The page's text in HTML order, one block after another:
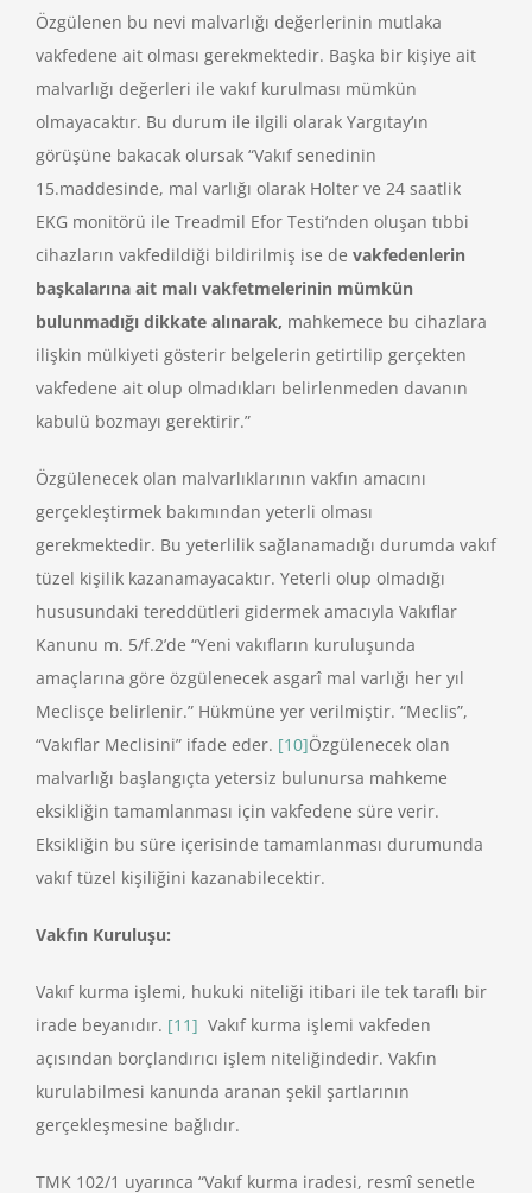
Özgülenen bu nevi malvarlığı değerlerinin mutlaka
vakfedene ait olması gerekmektedir. Başka bir kişiye ait
malvarlığı değerleri ile vakıf kurulması mümkün
olmayacaktır. Bu durum ile ilgili olarak Yargıtay’ın
görüşüne bakacak olursak “Vakıf senedinin
15.maddesinde, mal varlığı olarak Holter ve 24 saatlik
EKG monitörü ile Treadmil Efor Testi’nden oluşan tıbbi
cihazların vakfedildiği bildirilmiş ise de vakfedenlerin
başkalarına ait malı vakfetmelerinin mümkün
bulunmadığı dikkate alınarak, mahkemece bu cihazlara
ilişkin mülkiyeti gösterir belgelerin getirtilip gerçekten
vakfedene ait olup olmadıkları belirlenmeden davanın
kabulü bozmayı gerektirir.”
Özgülenecek olan malvarlıklarının vakfın amacını
gerçekleştirmek bakımından yeterli olması
gerekmektedir. Bu yeterlilik sağlanamadığı durumda vakıf
tüzel kişilik kazanamayacaktır. Yeterli olup olmadığı
hususundaki tereddütleri gidermek amacıyla Vakıflar
Kanunu m. 5/f.2’de “Yeni vakıfların kuruluşunda
amaçlarına göre özgülenecek asgarî mal varlığı her yıl
Meclisçe belirlenir.” Hükmüne yer verilmiştir. “Meclis”,
“Vakıflar Meclisini” ifade eder. [10]Özgülenecek olan
malvarlığı başlangıçta yetersiz bulunursa mahkeme
eksikliğin tamamlanması için vakfedene süre verir.
Eksikliğin bu süre içerisinde tamamlanması durumunda
vakıf tüzel kişiliğini kazanabilecektir.
Vakfın Kuruluşu:
Vakıf kurma işlemi, hukuki niteliği itibari ile tek taraflı bir
irade beyanıdır. [11] Vakıf kurma işlemi vakfeden
açısından borçlandırıcı işlem niteliğindedir. Vakfın
kurulabilmesi kanunda aranan şekil şartlarının
gerçekleşmesine bağlıdır.
TMK 102/1 uyarınca “Vakıf kurma iradesi, resmî senetle